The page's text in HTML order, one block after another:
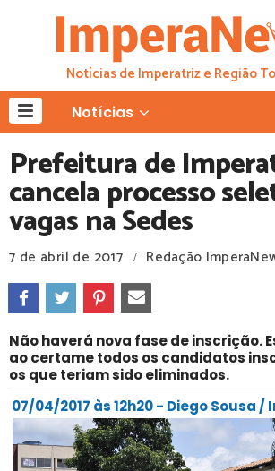
Notícias de Imperatriz e Região
Notícias
Prefeitura de
cancela processo
vagas na Sedes
7 de abril de 2017 / Redação
Não haverá nova fase de inscrição.
ao certame todos os candidatos
os que teriam sido eliminados.
07/04/2017 às 12h20 - Diego Sousa /